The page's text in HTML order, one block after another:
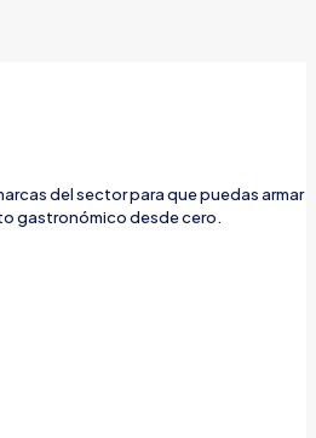
del sector para que puedas armar
gastronómico desde cero.